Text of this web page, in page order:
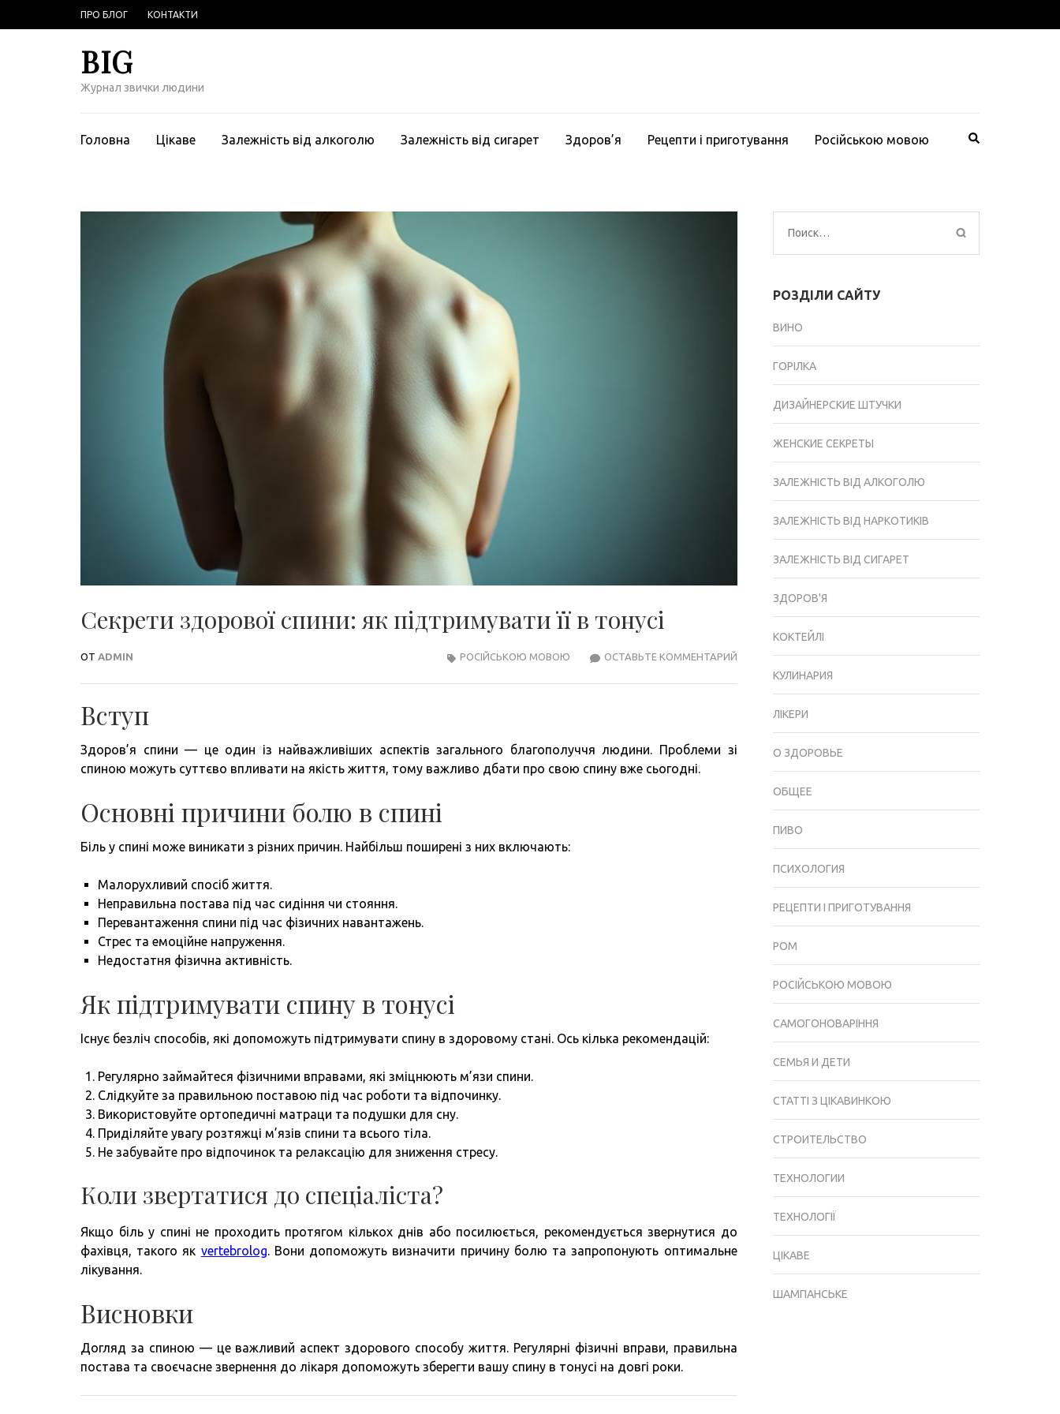
к
содержимому
ПРО БЛОГ КОНТАКТИ
BIG
Журнал звички людини
Головна Цікаве Залежність від алкоголю Залежність від сигарет Здоров’я Рецепти і приготування Російською мовою
Секрети здорової спини: як підтримувати її в тонусі
ОТ ADMIN ОСТАВЬТЕ КОММЕНТАРИЙ СЕКРЕТИ
ЗДОРОВОЇ
СПИНИ:
ПІДТРИМУВАТИ
ТОНУСІ
РОСІЙСЬКОЮ МОВОЮ
Вступ
Здоров’я спини — це один із найважливіших аспектів загального благополуччя людини. Проблеми зі
спиною можуть суттєво впливати на якість життя, тому важливо дбати про свою спину вже сьогодні.
Основні причини болю в спині
Біль у спині може виникати з різних причин. Найбільш поширені з них включають:
Малорухливий спосіб життя.
Неправильна постава під час сидіння чи стояння.
Перевантаження спини під час фізичних навантажень.
Стрес та емоційне напруження.
Недостатня фізична активність.
Як підтримувати спину в тонусі
Існує безліч способів, які допоможуть підтримувати спину в здоровому стані. Ось кілька рекомендацій:
Регулярно займайтеся фізичними вправами, які зміцнюють м’язи спини.
Слідкуйте за правильною поставою під час роботи та відпочинку.
Використовуйте ортопедичні матраци та подушки для сну.
Приділяйте увагу розтяжці м’язів спини та всього тіла.
Не забувайте про відпочинок та релаксацію для зниження стресу.
Коли звертатися до спеціаліста?
Якщо біль у спині не проходить протягом кількох днів або посилюється, рекомендується звернутися до
фахівця, такого як vertebrolog. Вони допоможуть визначити причину болю та запропонують оптимальне
лікування.
Висновки
Догляд за спиною — це важливий аспект здорового способу життя. Регулярні фізичні вправи, правильна
постава та своєчасне звернення до лікаря допоможуть зберегти вашу спину в тонусі на довгі роки.
Найти:
РОЗДІЛИ САЙТУ
ВИНО
ГОРІЛКА
ДИЗАЙНЕРСКИЕ ШТУЧКИ
ЖЕНСКИЕ СЕКРЕТЫ
ЗАЛЕЖНІСТЬ ВІД АЛКОГОЛЮ
ЗАЛЕЖНІСТЬ ВІД НАРКОТИКІВ
ЗАЛЕЖНІСТЬ ВІД СИГАРЕТ
ЗДОРОВ'Я
КОКТЕЙЛІ
КУЛИНАРИЯ
ЛІКЕРИ
О ЗДОРОВЬЕ
ОБЩЕЕ
ПИВО
ПСИХОЛОГИЯ
РЕЦЕПТИ І ПРИГОТУВАННЯ
РОМ
РОСІЙСЬКОЮ МОВОЮ
САМОГОНОВАРІННЯ
СЕМЬЯ И ДЕТИ
СТАТТІ З ЦІКАВИНКОЮ
СТРОИТЕЛЬСТВО
ТЕХНОЛОГИИ
ТЕХНОЛОГІЇ
ЦІКАВЕ
ШАМПАНСЬКЕ